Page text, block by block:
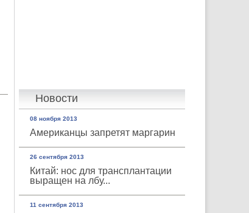
Новости
08 ноября 2013
Американцы запретят маргарин
26 сентября 2013
Китай: нос для трансплантации
выращен на лбу...
11 сентября 2013